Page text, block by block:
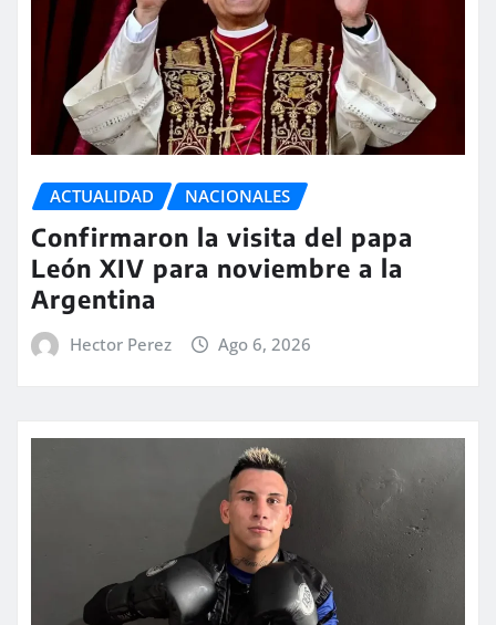
ACTUALIDAD NACIONALES
Confirmaron la visita del papa
León XIV para noviembre a la
Argentina
Hector Perez Ago 6, 2026